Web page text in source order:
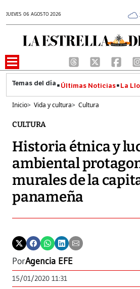
JUEVES 06 AGOSTO 2026
Últimas Noticias La
Inicio> Vida y cultura> Cultura
CULTURA
Historia étnica y
ambiental
murales de la
panameña
PorAgencia EFE
15/01/2020 11:31